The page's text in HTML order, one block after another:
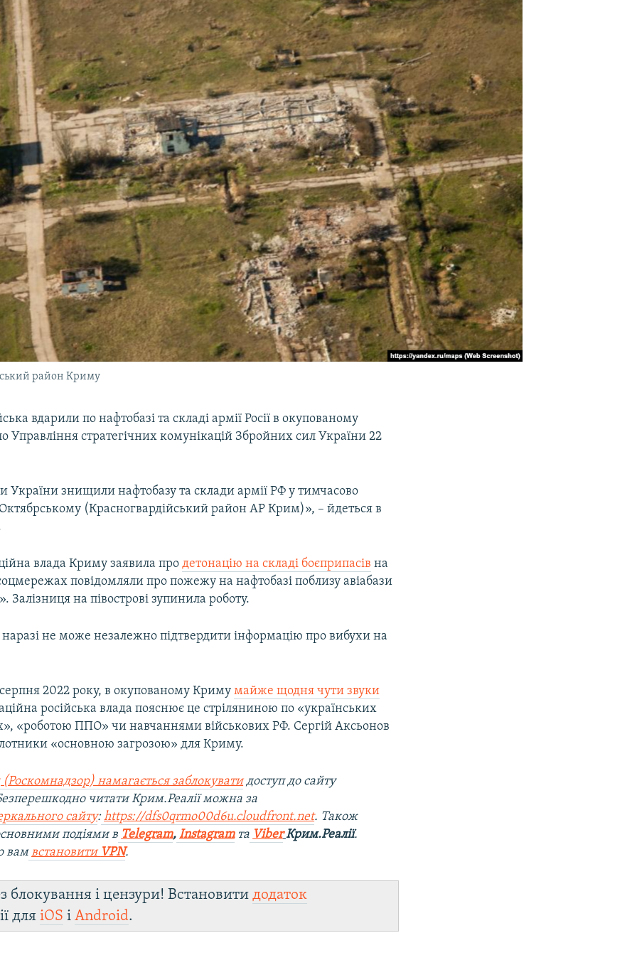
район Криму
вдарили по нафтобазі та складі армії Росії в окупованому
Управління стратегічних комунікацій Збройних сил України 22
України знищили нафтобазу та склади армії РФ у тимчасово
(Красногвардійський район АР Крим)», – йдеться в
влада Криму заявила продетонацію на складі боєприпасів на
повідомляли про пожежу на нафтобазі поблизу авіабази
Залізниця на півострові зупинила роботу.
наразі не може незалежно підтвердити інформацію про вибухи на
2022 року, в окупованому Кримумайже щодня чути звуки
російська влада пояснює це стріляниною по «українських
«роботою ППО» чи навчаннями військових РФ. Сергій Аксьонов
«основною загрозою» для Криму.
намагається заблокуватидоступ до сайту
читати Крим.Реалії можна за
сайту: https://dfs0qrmo00d6u.cloudfront.net. Також
подіями в Telegram, Instagramта Viber Крим.Реалії.
вам встановити VPN.
блокування і цензури! Встановитидодаток
дляiOS іAndroid.